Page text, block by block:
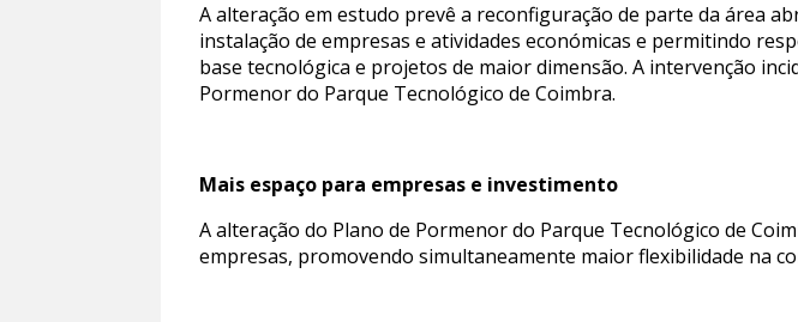
A alteração em estudo prevê a reconfiguração de parte da área
instalação de empresas e atividades económicas e permitindo
base tecnológica e projetos de maior dimensão. A intervenção
Pormenor do Parque Tecnológico de Coimbra.
Mais espaço para empresas e investimento
A alteração do Plano de Pormenor do Parque Tecnológico de
empresas, promovendo simultaneamente maior flexibilidade na